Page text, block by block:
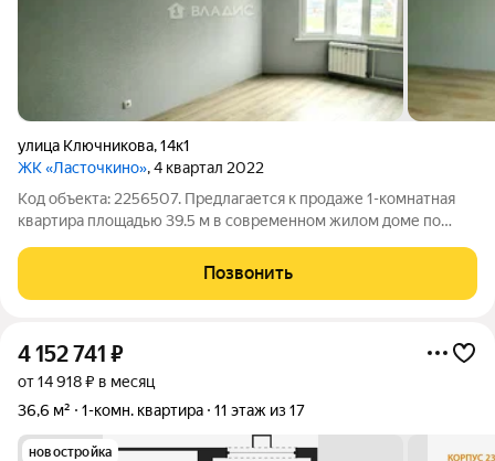
улица Ключникова,14к1
ЖК «Ласточкино», 4 квартал 2022
Код объекта: 2256507. Предлагается к продаже 1-комнатная
квартира площадью 39.5 м в современном жилом доме по
комфортном 5 этаже и полностью готова к проживанию.
Выполнен косметический ремонт,
Позвонить
4 152 741 ₽
от 14 918 ₽ в месяц
36,6 м²
1-комн. квартира 11 этаж из 17
новостройка